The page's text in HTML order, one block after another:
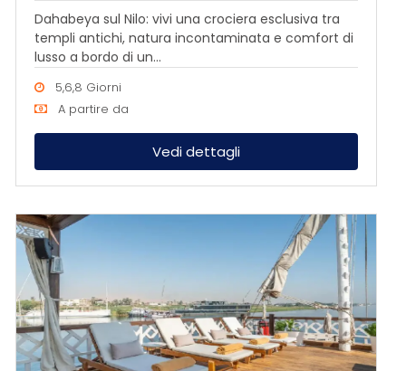
Dahabeya sul Nilo: vivi una crociera esclusiva tra
templi antichi, natura incontaminata e comfort di
lusso a bordo di un...
5,6,8 Giorni
A partire da
Vedi dettagli